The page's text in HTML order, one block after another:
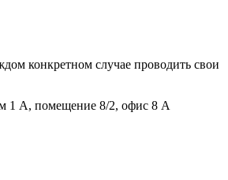
конкретном случае проводить свои
1 А, помещение 8/2, офис 8 А